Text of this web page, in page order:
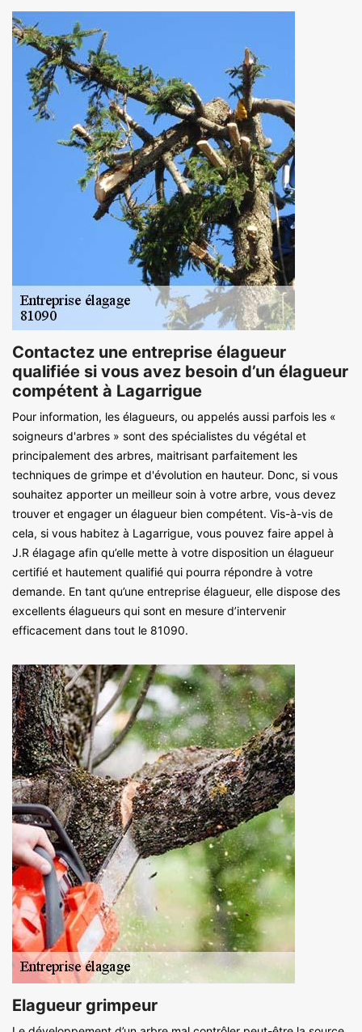
Contactez une entreprise élagueur
qualifiée si vous avez besoin d’un élagueur
compétent à Lagarrigue
Pour information, les élagueurs, ou appelés aussi parfois les «
soigneurs d'arbres » sont des spécialistes du végétal et
principalement des arbres, maitrisant parfaitement les
techniques de grimpe et d'évolution en hauteur. Donc, si vous
souhaitez apporter un meilleur soin à votre arbre, vous devez
trouver et engager un élagueur bien compétent. Vis-à-vis de
cela, si vous habitez à Lagarrigue, vous pouvez faire appel à
J.R élagage afin qu’elle mette à votre disposition un élagueur
certifié et hautement qualifié qui pourra répondre à votre
demande. En tant qu’une entreprise élagueur, elle dispose des
excellents élagueurs qui sont en mesure d’intervenir
efficacement dans tout le 81090.
Elagueur grimpeur